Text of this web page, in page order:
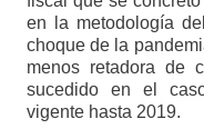
en la metodología
choque de la
menos retadora de
sucedido en el
vigente hasta 2019.